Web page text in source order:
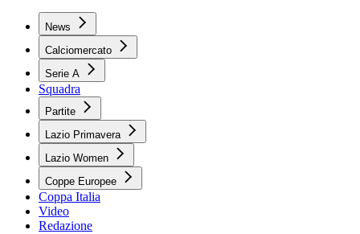
News
Calciomercato
Serie A
Squadra
Partite
Lazio Primavera
Lazio Women
Coppe Europee
Coppa Italia
Video
Redazione